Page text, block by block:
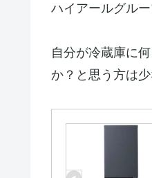
ハイアールグル
自分が冷蔵庫に
か？と思う方は